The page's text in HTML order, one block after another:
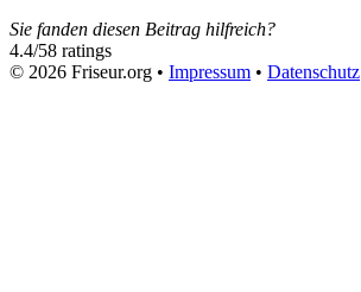
Sie fanden diesen Beitrag hilfreich?
4.4/58 ratings
© 2026 Friseur.org • Impressum • Datenschutz